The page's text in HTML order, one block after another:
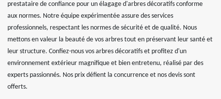
prestataire de confiance pour un élagage d'arbres décoratifs conforme
aux normes. Notre équipe expérimentée assure des services
professionnels, respectant les normes de sécurité et de qualité. Nous
mettons en valeur la beauté de vos arbres tout en préservant leur santé et
leur structure. Confiez-nous vos arbres décoratifs et profitez d'un
environnement extérieur magnifique et bien entretenu, réalisé par des
experts passionnés. Nos prix défient la concurrence et nos devis sont
offerts.